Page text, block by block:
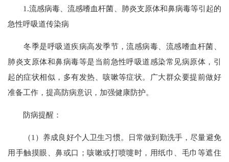
1.流感病毒、流感嗜血杆菌、肺炎支原体和鼻病毒等引起的
急性呼吸道传染病
冬季是呼吸道疾病高发季节，流感病毒、流感嗜血杆菌、
肺炎支原体和鼻病毒等是当前急性呼吸道感染常见病原体，引
起的症状相似，多有发热、咳嗽等症状。广大群众要提前做好
准备工作，提高防病意识，加强健康防护。
防病提醒：
（1）养成良好个人卫生习惯。日常做到勤洗手，尽量避免
用手触摸眼、鼻或口；咳嗽或打喷嚏时，用纸巾、毛巾等遮住